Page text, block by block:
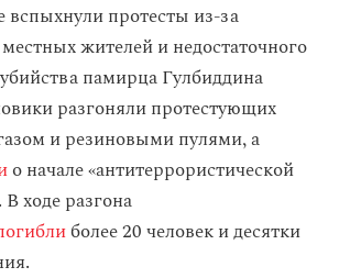
вспыхнули протесты из-за
местных жителей и недостаточного
памирца Гулбиддина
разгоняли протестующих
и резиновыми пулями, а
о начале «антитеррористической
ходе разгона
более 20 человек и десятки